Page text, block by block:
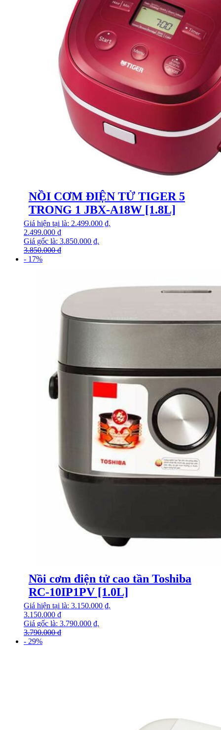
NỒI CƠM ĐIỆN TỬ TIGER 5
TRONG 1 JBX-A18W [1.8L]
3.850.000₫
Giá gốc là: 3.850.000 ₫.
2.499.000 ₫
Giá hiện tại là: 2.499.000 ₫.
- 17%
Nồi cơm điện tử cao tần Toshiba
RC-10IP1PV [1.0L]
3.790.000₫
Giá gốc là: 3.790.000 ₫.
3.150.000 ₫
Giá hiện tại là: 3.150.000 ₫.
- 29%